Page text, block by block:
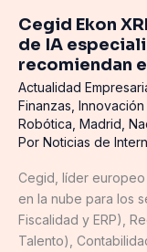
Cegid Ekon
de IA
recomiendan
Actualidad
Finanzas
Robótica Madrid
Por Noticias de
Cegid, líder
en la nube para los
Fiscalidad y ERP),
Talento),
en
tiempo
real